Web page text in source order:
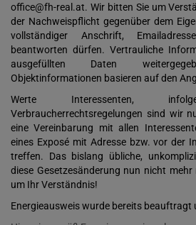
office@fh-real.at. Wir bitten Sie um
der Nachweispflicht gegenüber dem
vollständiger Anschrift,
beantworten dürfen. Vertrauliche
ausgefüllten Daten
Objektinformationen basieren auf den
Werte Interessenten,
Verbraucherrechtsregelungen sind wir
eine Vereinbarung mit allen
eines Exposé mit Adresse bzw. vor der
treffen. Das bislang übliche,
diese Gesetzesänderung nun nicht
um Ihr Verständnis!
Energieausweis wurde bereits beauftragt